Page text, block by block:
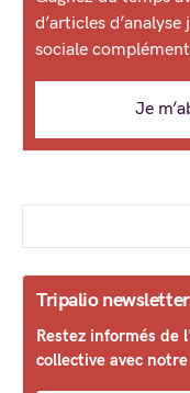
d’articles
sociale
Je
Tripalio newsletter
Restez informés de
collective avec